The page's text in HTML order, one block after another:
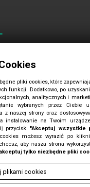
Logotyp dla Marciniak &
w 2012. Ikona a wręcz
i dobrej identyfikacji wizualnej
z pewnymi archaizmami
branż prawniczych - to nasza
wizerunkowo. Dla MN Legal
Dla każdego z nich
pliki cookies, które
funkcji. Dodatkowo, po
analitycznych i
wybranych przez Ciebie
z naszej strony oraz
instalowanie na Twoim
przycisk "Akceptuj wszystkie
możesz wyrazić po
aby nasza strona
tylko niezbędne pliki
plikami cookies